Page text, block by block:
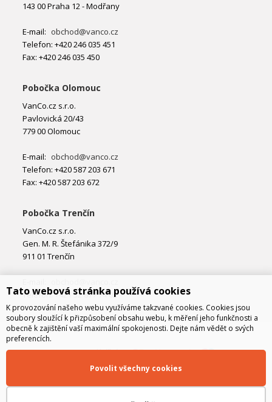
143 00 Praha 12 - Modřany
E-mail: obchod@vanco.cz
Telefon: +420 246 035 451
Fax: +420 246 035 450
Pobočka Olomouc
VanCo.cz s.r.o.
Pavlovická 20/43
779 00 Olomouc
E-mail: obchod@vanco.cz
Telefon: +420 587 203 671
Fax: +420 587 203 672
Pobočka Trenčín
VanCo.cz s.r.o.
Gen. M. R. Štefánika 372/9
911 01 Trenčín
Telefon: +421 32 877 74 02
Tato webová stránka používá cookies
K provozování našeho webu využíváme takzvané cookies. Cookies jsou
soubory sloužící k přizpůsobení obsahu webu, k měření jeho funkčnosti a
obecně k zajištění vaší maximální spokojenosti. Dejte nám vědět o svých
preferencích.
Povolit všechny cookies